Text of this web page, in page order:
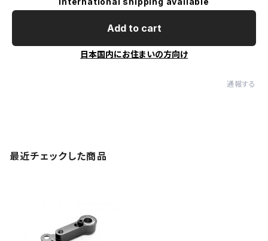
Add to cart
日本国内にお住まいの方向け
通報する
最近チェックした商品